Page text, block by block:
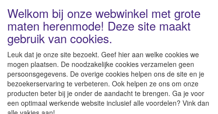
Levertijd 1-2 werkdagen | Vanaf € 95 gratis verzending
binnen NL | Direct leverbaar uit eigen voorraad
Welkom bij onze webwinkel met grote
maten herenmode! Deze site maakt
gebruik van cookies.
Leuk dat je onze site bezoekt. Geef hier aan welke cookies we
mogen plaatsen. De noodzakelijke cookies verzamelen geen
persoonsgegevens. De overige cookies helpen ons de site en je
bezoekerservaring te verbeteren. Ook helpen ze ons om onze
producten beter bij je onder de aandacht te brengen. Ga je voor
een optimaal werkende website inclusief alle voordelen? Vink dan